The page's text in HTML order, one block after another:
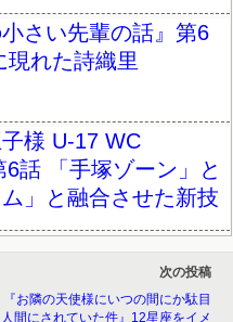
小さい先輩の話』第6
現れた詩織里
子様 U-17 WC
話 「手塚ゾーン」と
ム」と融合させた新技
次の投稿
『お隣の天使様にいつの間にか駄目
人間にされていた件』12星座をイメ